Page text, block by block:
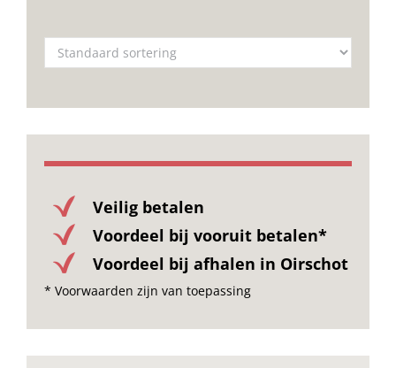
Veilig betalen
Voordeel bij vooruit betalen*
Voordeel bij afhalen in Oirschot
* Voorwaarden zijn van toepassing